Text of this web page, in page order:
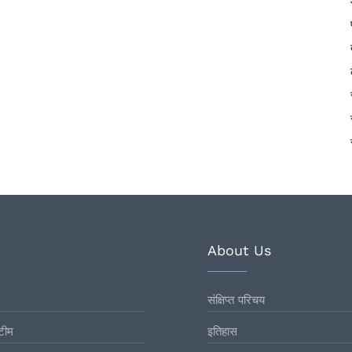
About Us
संक्षिप्त परिचय
इतिहास